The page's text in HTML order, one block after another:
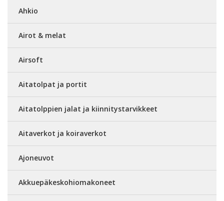
Ahkio
Airot & melat
Airsoft
Aitatolpat ja portit
Aitatolppien jalat ja kiinnitystarvikkeet
Aitaverkot ja koiraverkot
Ajoneuvot
Akkuepäkeskohiomakoneet